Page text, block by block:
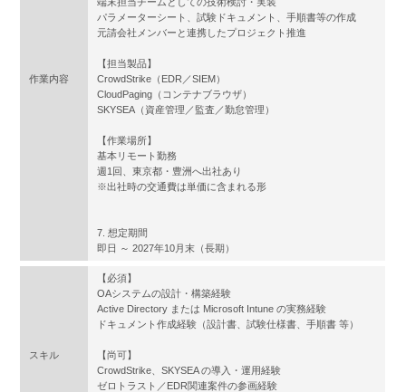
作業内容
パラメーターシート、試験ドキュメント、手順書等の作成
元請会社メンバーと連携したプロジェクト推進
【担当製品】
CrowdStrike（EDR／SIEM）
CloudPaging（コンテナブラウザ）
SKYSEA（資産管理／監査／勤怠管理）
【作業場所】
基本リモート勤務
週1回、東京都・豊洲へ出社あり
※出社時の交通費は単価に含まれる形
7. 想定期間
即日 ～ 2027年10月末（長期）
スキル
【必須】
OAシステムの設計・構築経験
Active Directory または Microsoft Intune の実務経験
ドキュメント作成経験（設計書、試験仕様書、手順書 等）
【尚可】
CrowdStrike、SKYSEA の導入・運用経験
ゼロトラスト／EDR関連案件の参画経験